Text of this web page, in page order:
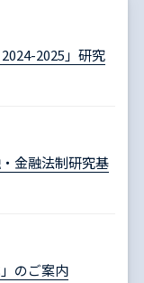
2025」研究
金融法制研究基
のご案内